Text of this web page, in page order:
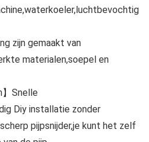
zijn gemaakt van
materialen,soepel en
】Snelle
Diy installatie zonder
pijpsnijder,je kunt het zelf